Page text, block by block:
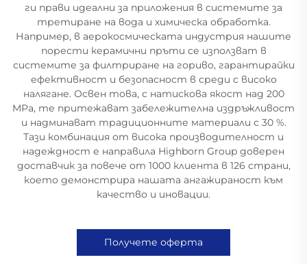
ги прави идеални за приложения в системите за
третиране на вода и химическа обработка.
Например, в аерокосмическата индустрия нашите
порести керамични пръти се използват в
системите за филтриране на гориво, гарантирайки
ефективност и безопасност в среди с високо
налягане. Освен това, с натискова якост над 200
MPa, те притежават забележителна издръжливост
и надминават традиционните материали с 30 %.
Тази комбинация от висока производителност и
надеждност е направила Highborn Group доверен
доставчик за повече от 1000 клиента в 126 страни,
което демонстрира нашата ангажираност към
качество и иновации.
Получете оферта